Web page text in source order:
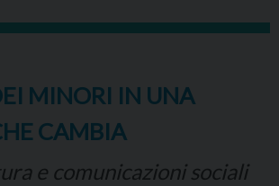
MINORI IN UNA
CAMBIA
e comunicazioni sociali